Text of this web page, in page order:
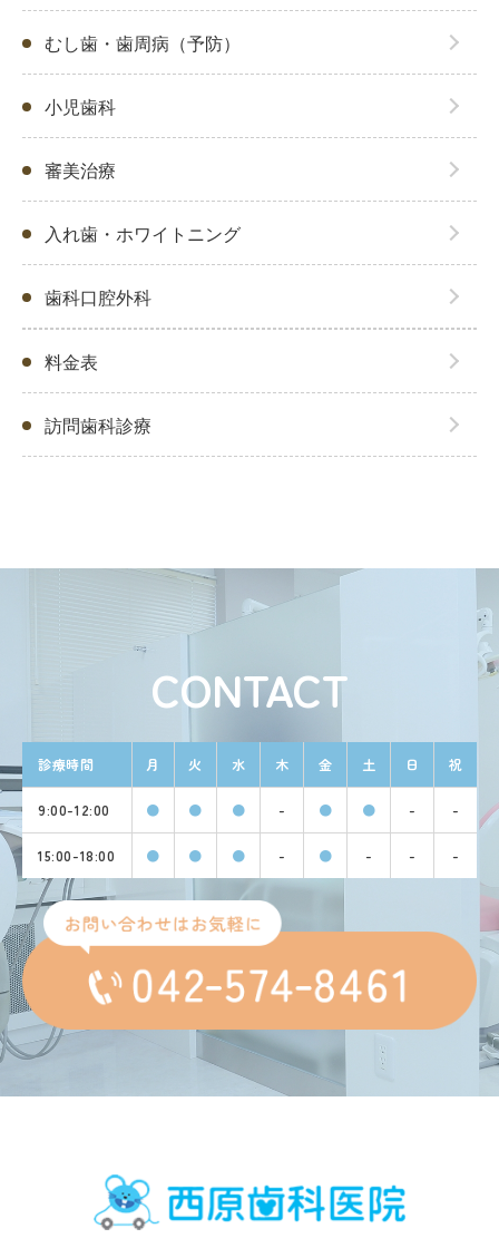
むし歯・歯周病（予防）
小児歯科
審美治療
入れ歯・ホワイトニング
歯科口腔外科
料金表
訪問歯科診療
CONTACT
診療時間 月 火 水 木 金 土 日 祝
9:00-12:00 ● ● ● - ● ● - -
15:00-18:00 ● ● ● - ● - - -